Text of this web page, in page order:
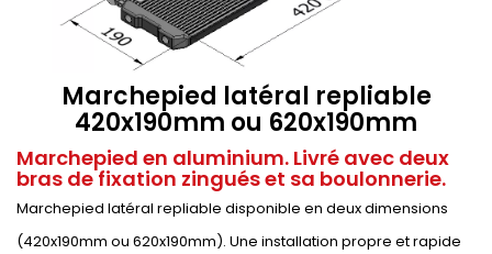
Marchepied latéral repliable
420x190mm ou 620x190mm
Marchepied en aluminium. Livré avec deux
bras de fixation zingués et sa boulonnerie.
Marchepied latéral repliable disponible en deux dimensions
(420x190mm ou 620x190mm). Une installation propre et rapide